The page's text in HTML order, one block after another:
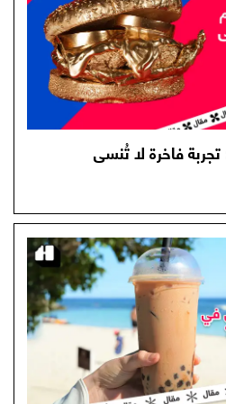
فاخرة لا تُنسى